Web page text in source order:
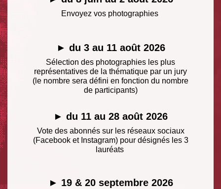
Envoyez vos photographies
► du 3 au 11 août 2026
Sélection des photographies les plus
représentatives de la thématique par un jury
(le nombre sera défini en fonction du nombre
de participants)
► du 11 au 28 août 2026
Vote des abonnés sur les réseaux sociaux
(Facebook et Instagram) pour désignés les 3
lauréats
► 19 & 20 septembre 2026